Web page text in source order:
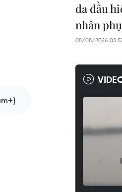
da đầu
nhân
08/08/2026